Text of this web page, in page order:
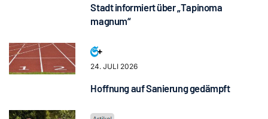
Stadt informiert über „Tapinoma
magnum“
24. JULI 2026
Hoffnung auf Sanierung gedämpft